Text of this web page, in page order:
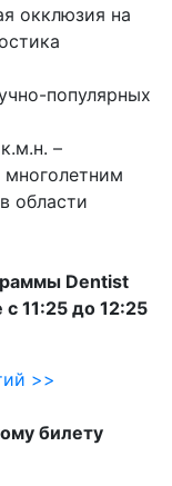
окклюзия на
популярных
–
многолетним
области
Dentist
11:25 до 12:25
>>
билету